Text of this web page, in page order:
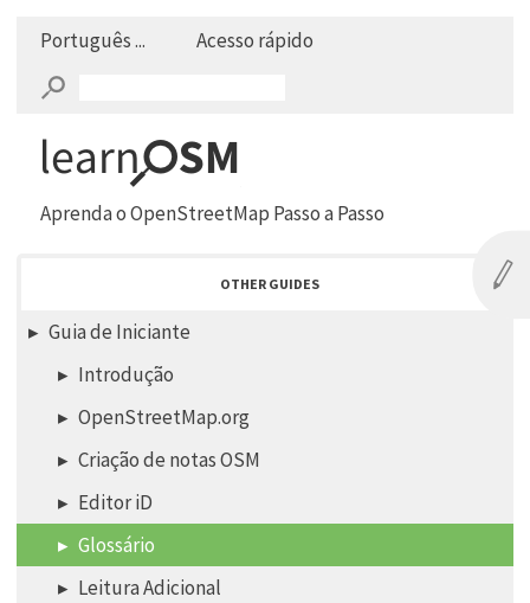
Português ... Acesso rápido
Aprenda o OpenStreetMap Passo a Passo
OTHER GUIDES
Guia de Iniciante
Introdução
OpenStreetMap.org
Criação de notas OSM
Editor iD
Glossário
Leitura Adicional